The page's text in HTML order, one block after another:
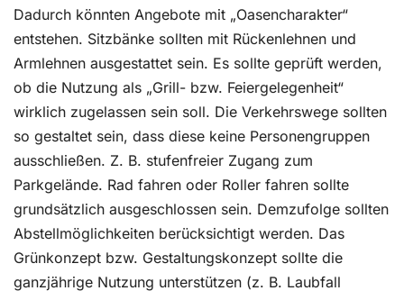
Dadurch könnten Angebote mit „Oasencharakter“
entstehen. Sitzbänke sollten mit Rückenlehnen und
Armlehnen ausgestattet sein. Es sollte geprüft werden,
ob die Nutzung als „Grill- bzw. Feiergelegenheit“
wirklich zugelassen sein soll. Die Verkehrswege sollten
so gestaltet sein, dass diese keine Personengruppen
ausschließen. Z. B. stufenfreier Zugang zum
Parkgelände. Rad fahren oder Roller fahren sollte
grundsätzlich ausgeschlossen sein. Demzufolge sollten
Abstellmöglichkeiten berücksichtigt werden. Das
Grünkonzept bzw. Gestaltungskonzept sollte die
ganzjährige Nutzung unterstützen (z. B. Laubfall